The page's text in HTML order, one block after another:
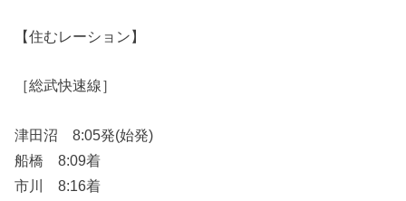
【住むレーション】
［総武快速線］
津田沼 8:05発(始発)
船橋 8:09着
市川 8:16着